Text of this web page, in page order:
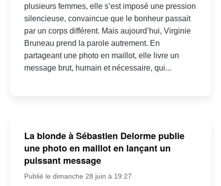
plusieurs femmes, elle s’est imposé une pression
silencieuse, convaincue que le bonheur passait
par un corps différent. Mais aujourd’hui, Virginie
Bruneau prend la parole autrement. En
partageant une photo en maillot, elle livre un
message brut, humain et nécessaire, qui...
La blonde à Sébastien Delorme publie
une photo en maillot en lançant un
puissant message
Publié le dimanche 28 juin à 19:27